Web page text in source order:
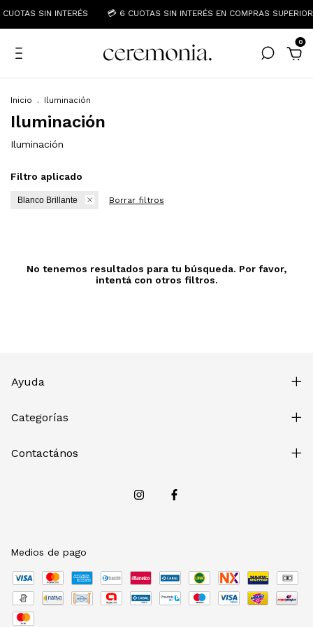
SIN INTERÉS 💳 6 CUOTAS SIN INTERÉS EN COMPRAS
0
Inicio . Iluminación
Iluminación
Iluminación
Filtro aplicado
Blanco Brillante Borrar filtros
No tenemos resultados para tu búsqueda. Por favor,
intentá con otros filtros.
Ayuda
Categorías
Contactános
Medios de pago